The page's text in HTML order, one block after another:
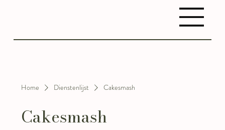
Home Dienstenlijst Cakesmash
Cakesmash